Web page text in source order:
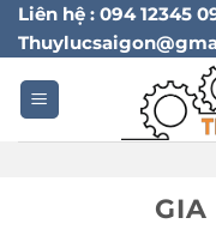
Bỏ
qua
dung
Liên hệ : 094 12345
GIA